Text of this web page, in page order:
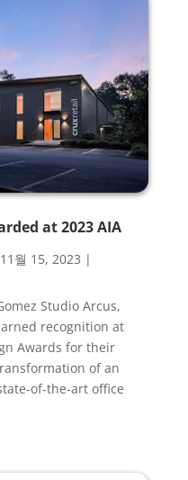
at 2023 AIA
11월 15, 2023 |
Studio Arcus,
recognition at
Awards for their
of an
of-the-art office